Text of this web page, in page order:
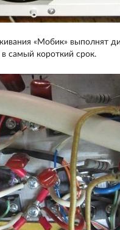
«Мобик» выполнят
самый короткий срок.